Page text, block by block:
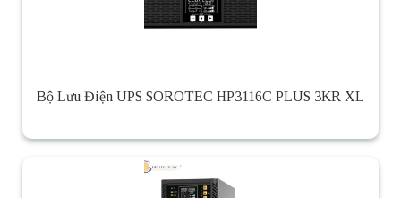
Bộ Lưu Điện UPS SOROTEC HP3116C PLUS 3KR XL